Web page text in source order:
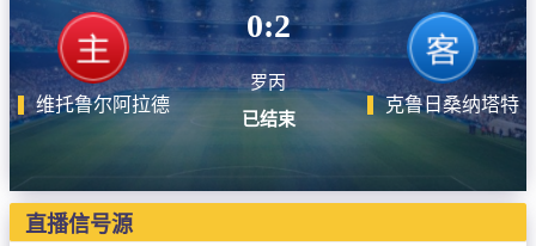
德甲
法甲
西甲
欧冠杯
维托鲁尔阿拉德
0:2
罗丙
已结束
克鲁日桑纳塔特
直播信号源